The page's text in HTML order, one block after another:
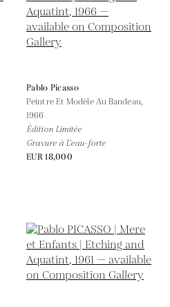
Pablo Picasso
Peintre Et Modèle Au Bandeau,
1966
Édition Limitée
Gravure à L'eau-forte
EUR 18,000